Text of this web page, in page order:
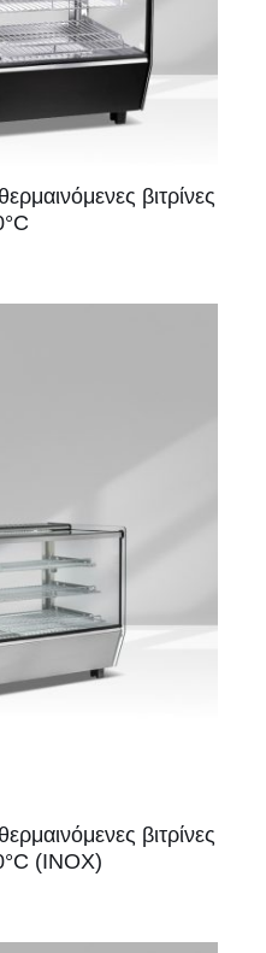
βιτρίνες
βιτρίνες
(ΙΝΟΧ)